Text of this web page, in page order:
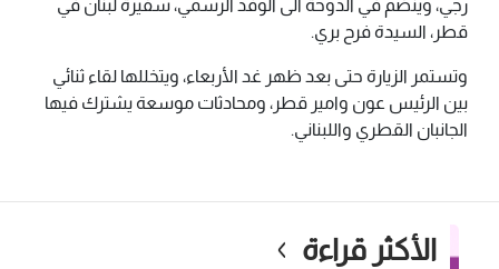
رجي، وينضم في الدوحة الى الوفد الرسمي، سفيرة لبنان في
قطر، السيدة فرح بري.
وتستمر الزيارة حتى بعد ظهر غد الأربعاء، ويتخللها لقاء ثنائي
بين الرئيس عون وامير قطر، ومحادثات موسعة يشترك فيها
الجانبان القطري واللبناني.
الأكثر قراءة